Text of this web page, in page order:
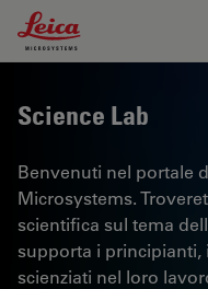
Leica Microsystems
Science Lab
Benvenuti nel portale
Microsystems.
scientifica sul tema
supporta i principianti,
scienziati nel loro